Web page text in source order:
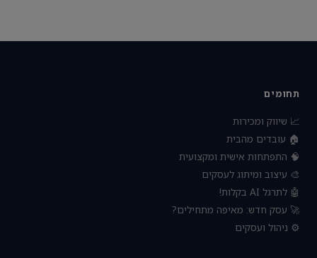
תחומים
📈 שיווק ומכירות
🏠 עובדים מהבית
🧠 התפתחות אישית ומקצועית
🎨 עיצוב ומיתוג לעסקים
🤖 לתרגל AI בקלות!
🚀 עסק חדש: מאיפה מתחילים?
⚙️ ניהול ועסקים